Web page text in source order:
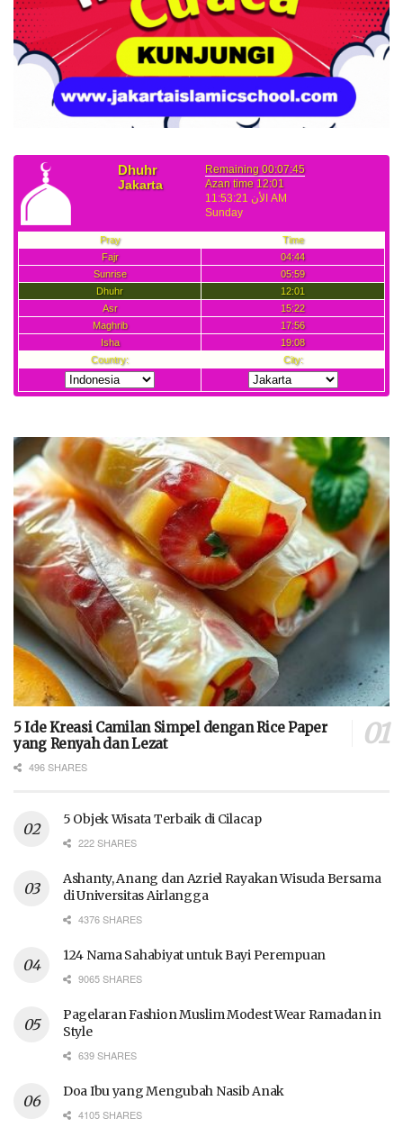
5 Ide Kreasi Camilan Simpel dengan Rice Paper
yang Renyah dan Lezat
496 SHARES
5 Objek Wisata Terbaik di Cilacap
222 SHARES
Ashanty, Anang dan Azriel Rayakan Wisuda Bersama
di Universitas Airlangga
4376 SHARES
124 Nama Sahabiyat untuk Bayi Perempuan
9065 SHARES
Pagelaran Fashion Muslim Modest Wear Ramadan in
Style
639 SHARES
Doa Ibu yang Mengubah Nasib Anak
4105 SHARES